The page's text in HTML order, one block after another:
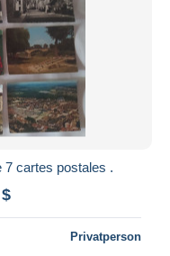
7 cartes postales .
Privatperson